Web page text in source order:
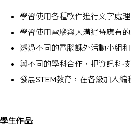
學習使用各種軟件進行文字處
學習使用電腦與人溝通時應有的
透過不同的電腦課外活動小組
與不同的學科合作，把資訊科
發展STEM教育，在各級加入編
學生作品: